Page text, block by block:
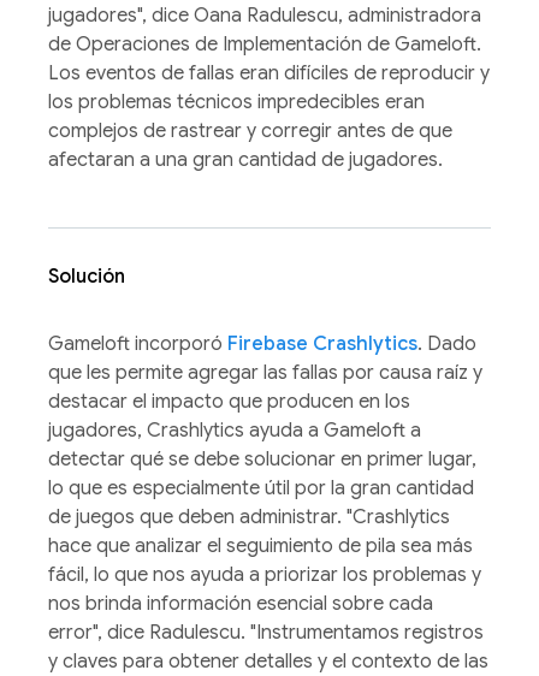
jugadores", dice Oana Radulescu, administradora
de Operaciones de Implementación de Gameloft.
Los eventos de fallas eran difíciles de reproducir y
los problemas técnicos impredecibles eran
complejos de rastrear y corregir antes de que
afectaran a una gran cantidad de jugadores.
Solución
Gameloft incorporó Firebase Crashlytics. Dado
que les permite agregar las fallas por causa raíz y
destacar el impacto que producen en los
jugadores, Crashlytics ayuda a Gameloft a
detectar qué se debe solucionar en primer lugar,
lo que es especialmente útil por la gran cantidad
de juegos que deben administrar. "Crashlytics
hace que analizar el seguimiento de pila sea más
fácil, lo que nos ayuda a priorizar los problemas y
nos brinda información esencial sobre cada
error", dice Radulescu. "Instrumentamos registros
y claves para obtener detalles y el contexto de las